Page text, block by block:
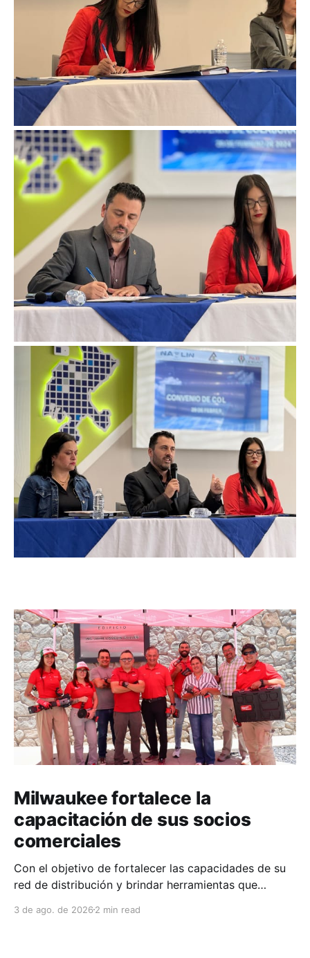
Milwaukee fortalece la
capacitación de sus socios
comerciales
Con el objetivo de fortalecer las capacidades de su
red de distribución y brindar herramientas que
técnico, Milwaukee llevó a cabo una capacitación
3 de ago. de 2026 2 min read